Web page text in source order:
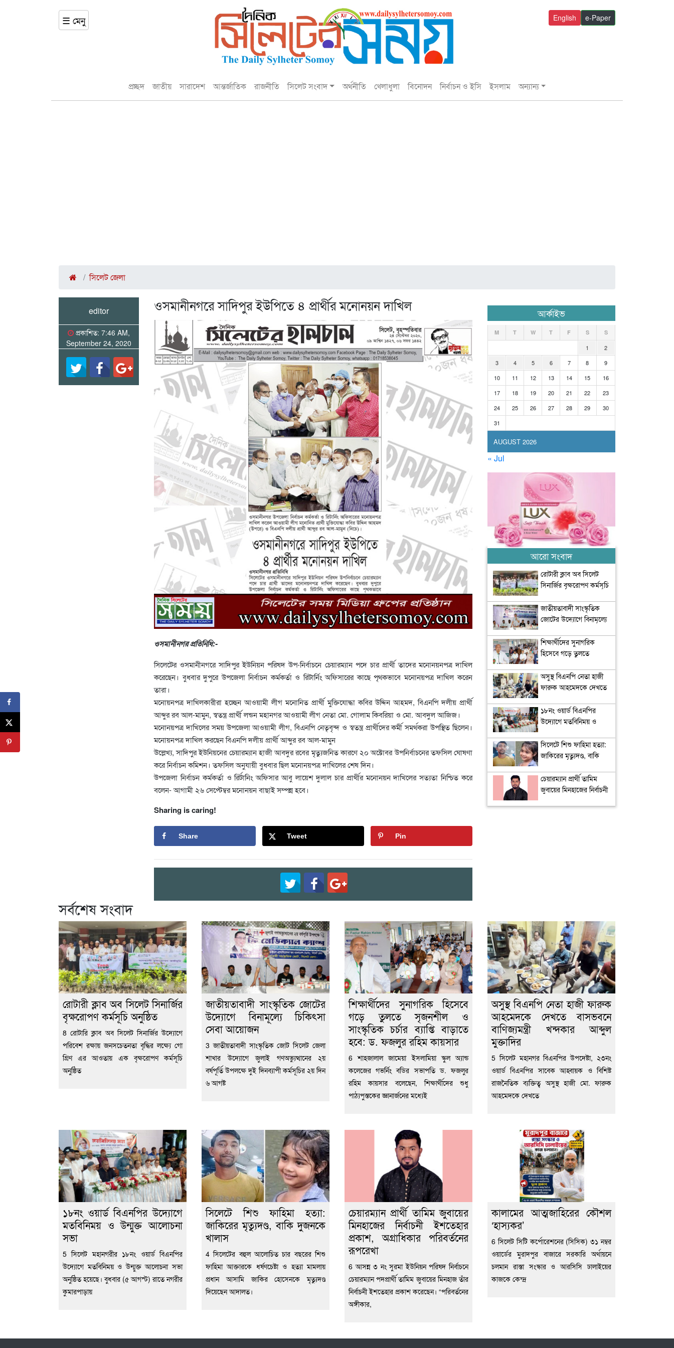
☰ মেনু e-Paper
English
প্রচ্ছদ জাতীয় সারাদেশ আন্তর্জাতিক রাজনীতি সিলেট সংবাদ অর্থনীতি খেলাধুলা বিনোদন নির্বাচন ও ইসি ইসলাম অন্যান্য
সিলেট জেলা
editor
প্রকাশিত: 7:46 AM,
September 24, 2020
ওসমানীনগরে সাদিপুর ইউপিতে ৪ প্রার্থীর মনোনয়ন দাখিল
ওসমানীনগর প্রতিনিধি:-
সিলেটের ওসমানীনগরে সাদিপুর ইউনিয়ন পরিষদ উপ-নির্বাচনে চেয়ারম্যান পদে চার প্রার্থী তাদের মনোনয়নপত্র দাখিল
করেছেন। বুধবার দুপুরে উপজেলা নির্বাচন কর্মকর্তা ও রিটার্নিং অফিসারের কাছে পৃথকভাবে মনোনয়পত্র দাখিল করেন
তারা।
মনোয়নপত্র দাখিলকারীরা হচ্ছেন আওয়ামী লীগ মনোনিত প্রার্থী মুক্তিযোদ্ধা কবির উদ্দিন আহমদ, বিএনপি দলীয় প্রার্থী
আব্দুর রব আল-মামুন, স্বতন্ত্র প্রার্থী লন্ডন মহানগর আওয়ামী লীগ নেতা মো. গোলাম কিবরিয়া ও মো. আবদুল আজিজ।
মনোনয়পত্র দাখিলের সময় উপজেলা আওয়ামী লীগ, বিএনপি নেতৃবৃন্দ ও স্বতন্ত্র প্রার্থীদের কর্মী সমর্থকরা উপস্থিত ছিলেন।
মনোয়নপত্র দাখিল করছেন বিএনপি দলীয় প্রার্থী আব্দুর রব আল-মামুন
উল্লেখ্য, সাদিপুর ইউনিয়নের চেয়ারম্যান হাজী আবদুর রবের মৃত্যুজনিত কারণে ২০ অক্টোবর উপনির্বাচনের তফসিল ঘোষণা
করে নির্বাচন কমিশন। তফসিল অনুযায়ী বুধবার ছিল মনোনয়পত্র দাখিলের শেষ দিন।
উপজেলা নির্বাচন কর্মকর্তা ও রির্টানিং অফিসার আবু লায়েশ দুলাল চার প্রার্থীর মনোনয়ন দাখিলের সত্যতা নিশ্চিত করে
বলেন- আগামী ২৬ সেপ্টেম্বর মনোনয়ন বাছাই সম্পন্ন হবে।
Sharing is caring!
Share Tweet Pin
আর্কাইভ
AUGUST 2026
M T W T F S S
1
2
3
4 5 6 7 8
9
10
11 12 13 14 15
16
17
18 19 20 21 22
23
24
25 26 27 28 29
30
31
« Jul
আরো সংবাদ
রোটারী ক্লাব অব সিলেট
সিনার্জির বৃক্ষরোপণ কর্মসূচি
জাতীয়তাবাদী সাংস্কৃতিক
জোটের উদ্যোগে বিনামূল্যে
শিক্ষার্থীদের সুনাগরিক
হিসেবে গড়ে তুলতে
ব্যাপ্তি বাড়াতে হবে: ড.
ফজলুর রহিম কায়সার
অসুস্থ বিএনপি নেতা হাজী
ফারুক আহমেদকে দেখতে
খন্দকার আব্দুল মুক্তাদির
১৮নং ওয়ার্ড বিএনপির
উদ্যোগে মতবিনিময় ও
সিলেটে শিশু ফাহিমা হত্যা:
জাকিরের মৃত্যুদণ্ড, বাকি
চেয়ারম্যান প্রার্থী তামিম
জুবায়ের মিনহাজের নির্বাচনী
সর্বশেষ সংবাদ
রোটারী ক্লাব অব সিলেট সিনার্জির
বৃক্ষরোপণ কর্মসূচি অনুষ্ঠিত
8 রোটারি ক্লাব অব সিলেট সিনার্জির উদ্যোগে
পরিবেশ রক্ষায় জনসচেতনতা বৃদ্ধির লক্ষ্যে গো
গ্রিণ এর আওতায় এক বৃক্ষরোপণ কর্মসূচি
অনুষ্ঠিত
জাতীয়তাবাদী সাংস্কৃতিক জোটের
উদ্যোগে বিনামূল্যে চিকিৎসা
সেবা আয়োজন
3 জাতীয়তাবাদী সাংস্কৃতিক জোট সিলেট জেলা
শাখার উদ্যোগে জুলাই গণঅভ্যুত্থানের ২য়
বর্ষপূর্তি উপলক্ষে দুই দিনব্যাপী কর্মসূচির ২য় দিন
৬ আগষ্ট
শিক্ষার্থীদের সুনাগরিক হিসেবে
গড়ে তুলতে সৃজনশীল ও
সাংস্কৃতিক চর্চার ব্যাপ্তি বাড়াতে
হবে: ড. ফজলুর রহিম কায়সার
6 শাহজালাল জামেয়া ইসলামিয়া স্কুল অ্যান্ড
কলেজের গভর্নিং বডির সভাপতি ড. ফজলুর
রহিম কায়সার বলেছেন, শিক্ষার্থীদের শুধু
পাঠ্যপুস্তকের জ্ঞানার্জনের মধ্যেই
অসুস্থ বিএনপি নেতা হাজী ফারুক
আহমেদকে দেখতে বাসভবনে
বাণিজ্যমন্ত্রী খন্দকার আব্দুল
মুক্তাদির
5 সিলেট মহানগর বিএনপির উপদেষ্টা, ২৩নং
ওয়ার্ড বিএনপির সাবেক আহ্বায়ক ও বিশিষ্ট
রাজনৈতিক ব্যক্তিত্ব অসুস্থ হাজী মো. ফারুক
আহমেদকে দেখতে
১৮নং ওয়ার্ড বিএনপির উদ্যোগে
মতবিনিময় ও উন্মুক্ত আলোচনা
সভা
5 সিলেট মহানগরীর ১৮নং ওয়ার্ড বিএনপির
উদ্যোগে মতবিনিময় ও উন্মুক্ত আলোচনা সভা
অনুষ্ঠিত হয়েছে। বুধবার (৫ আগস্ট) রাতে নগরীর
কুমারপাড়ায়
সিলেটে শিশু ফাহিমা হত্যা:
জাকিরের মৃত্যুদণ্ড, বাকি দুজনকে
খালাস
4 সিলেটের বহুল আলোচিত চার বছরের শিশু
ফাহিমা আক্তারকে ধর্ষণচেষ্টা ও হত্যা মামলায়
প্রধান আসামি জাকির হোসেনকে মৃত্যুদণ্ড
দিয়েছেন আদালত।
চেয়ারম্যান প্রার্থী তামিম জুবায়ের
মিনহাজের নির্বাচনী ইশতেহার
প্রকাশ, অগ্রাধিকার পরিবর্তনের
রূপরেখা
6 আসন্ন ৩ নং সুরমা ইউনিয়ন পরিষদ নির্বাচনে
চেয়ারম্যান পদপ্রার্থী তামিম জুবায়ের মিনহাজ তাঁর
নির্বাচনী ইশতেহার প্রকাশ করেছেন। “পরিবর্তনের
অঙ্গীকার,
কালামের আত্মজাহিরের কৌশল
‘হাস্যকর’
6 সিলেট সিটি কর্পোরেশনের (সিসিক) ৩১ নম্বর
ওয়ার্ডের মুরাদপুর বাজারে সরকারি অর্থায়নে
চলমান রাস্তা সংস্কার ও আরসিসি ঢালাইয়ের
কাজকে কেন্দ্র